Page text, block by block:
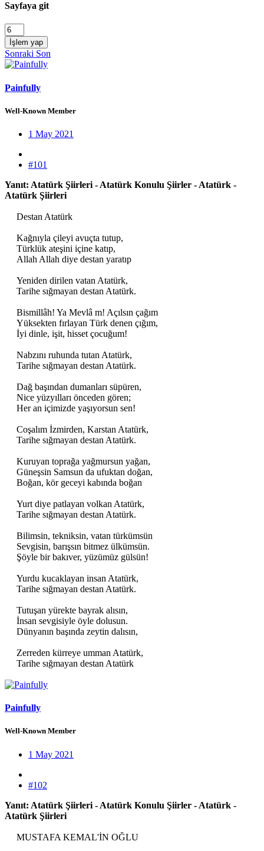
Sayfaya git
İşlem yap
Sonraki Son
Painfully
Well-Known Member
1 May 2021
#101
Yanıt: Atatürk Şiirleri - Atatürk Konulu Şiirler - Atatürk -
Atatürk Şiirleri
Destan Atatürk
Kağnıyla çileyi avuçta tutup,
Türklük ateşini içine katıp,
Allah Allah diye destan yaratıp
Yeniden dirilen vatan Atatürk,
Tarihe sığmayan destan Atatürk.
Bismillâh! Ya Mevlâ m! Açılsın çağım
Yüksekten fırlayan Türk denen çığım,
İyi dinle, işit, hisset çocuğum!
Nabzını ruhunda tutan Atatürk,
Tarihe sığmayan destan Atatürk.
Dağ başından dumanları süpüren,
Nice yüzyılları önceden gören;
Her an içimizde yaşıyorsun sen!
Coşalım İzmirden, Karstan Atatürk,
Tarihe sığmayan destan Atatürk.
Kuruyan toprağa yağmursun yağan,
Güneşsin Samsun da ufuktan doğan,
Boğan, kör geceyi kabında boğan
Yurt diye patlayan volkan Atatürk,
Tarihe sığmayan destan Atatürk.
Bilimsin, tekniksin, vatan türkümsün
Sevgisin, barışsın bitmez ülkümsün.
Şöyle bir bakıver, yüzümüz gülsün!
Yurdu kucaklayan insan Atatürk,
Tarihe sığmayan destan Atatürk.
Tutuşan yürekte bayrak alısın,
İnsan sevgisiyle öyle dolusun.
Dünyanın başında zeytin dalısın,
Zerreden kürreye umman Atatürk,
Tarihe sığmayan destan Atatürk​
Painfully
Well-Known Member
1 May 2021
#102
Yanıt: Atatürk Şiirleri - Atatürk Konulu Şiirler - Atatürk -
Atatürk Şiirleri
MUSTAFA KEMAL'İN OĞLU